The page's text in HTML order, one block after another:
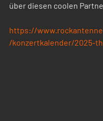
über diesen coolen
https://
/konzertkalender/2025-